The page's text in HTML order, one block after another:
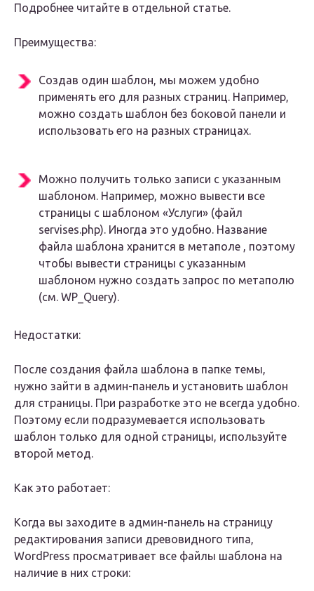
Подробнее читайте в отдельной статье.
Преимущества:
Создав один шаблон, мы можем удобно
применять его для разных страниц. Например,
можно создать шаблон без боковой панели и
использовать его на разных страницах.
Можно получить только записи с указанным
шаблоном. Например, можно вывести все
страницы с шаблоном «Услуги» (файл
servises.php). Иногда это удобно. Название
файла шаблона хранится в метаполе , поэтому
чтобы вывести страницы с указанным
шаблоном нужно создать запрос по метаполю
(см. WP_Query).
Недостатки:
После создания файла шаблона в папке темы,
нужно зайти в админ-панель и установить шаблон
для страницы. При разработке это не всегда удобно.
Поэтому если подразумевается использовать
шаблон только для одной страницы, используйте
второй метод.
Как это работает:
Когда вы заходите в админ-панель на страницу
редактирования записи древовидного типа,
WordPress просматривает все файлы шаблона на
наличие в них строки: